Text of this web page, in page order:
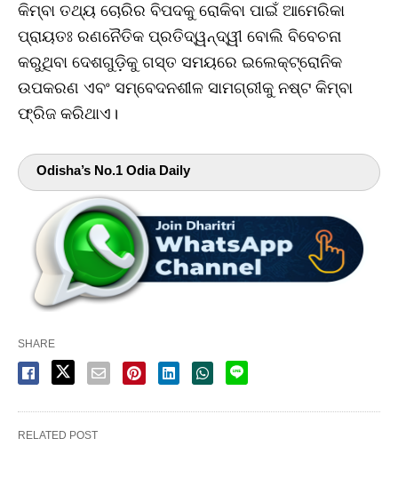
କିମ୍ବା ତଥ୍ୟ ଚୋରିର ବିପଦକୁ ରୋକିବା ପାଇଁ ଆମେରିକା
ପ୍ରାୟତଃ ରଣନୈତିକ ପ୍ରତିଦ୍ୱନ୍ଦ୍ୱୀ ବୋଲି ବିବେଚନା
କରୁଥିବା ଦେଶଗୁଡ଼ିକୁ ଗସ୍ତ ସମୟରେ ଇଲେକ୍ଟ୍ରୋନିକ
ଉପକରଣ ଏବଂ ସମ୍ବେଦନଶୀଳ ସାମଗ୍ରୀକୁ ନଷ୍ଟ କିମ୍ବା
ଫ୍ରିଜ କରିଥାଏ।
Odisha’s No.1 Odia Daily
SHARE
RELATED POST